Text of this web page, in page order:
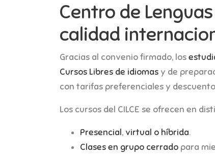
Centro de
calidad
Gracias al convenio firmado, los
Cursos Libres de idiomas y de
con tarifas preferenciales y
Los cursos del CILCE se ofrecen en
Presencial, virtual o híbrida.
Clases en grupo cerrado para